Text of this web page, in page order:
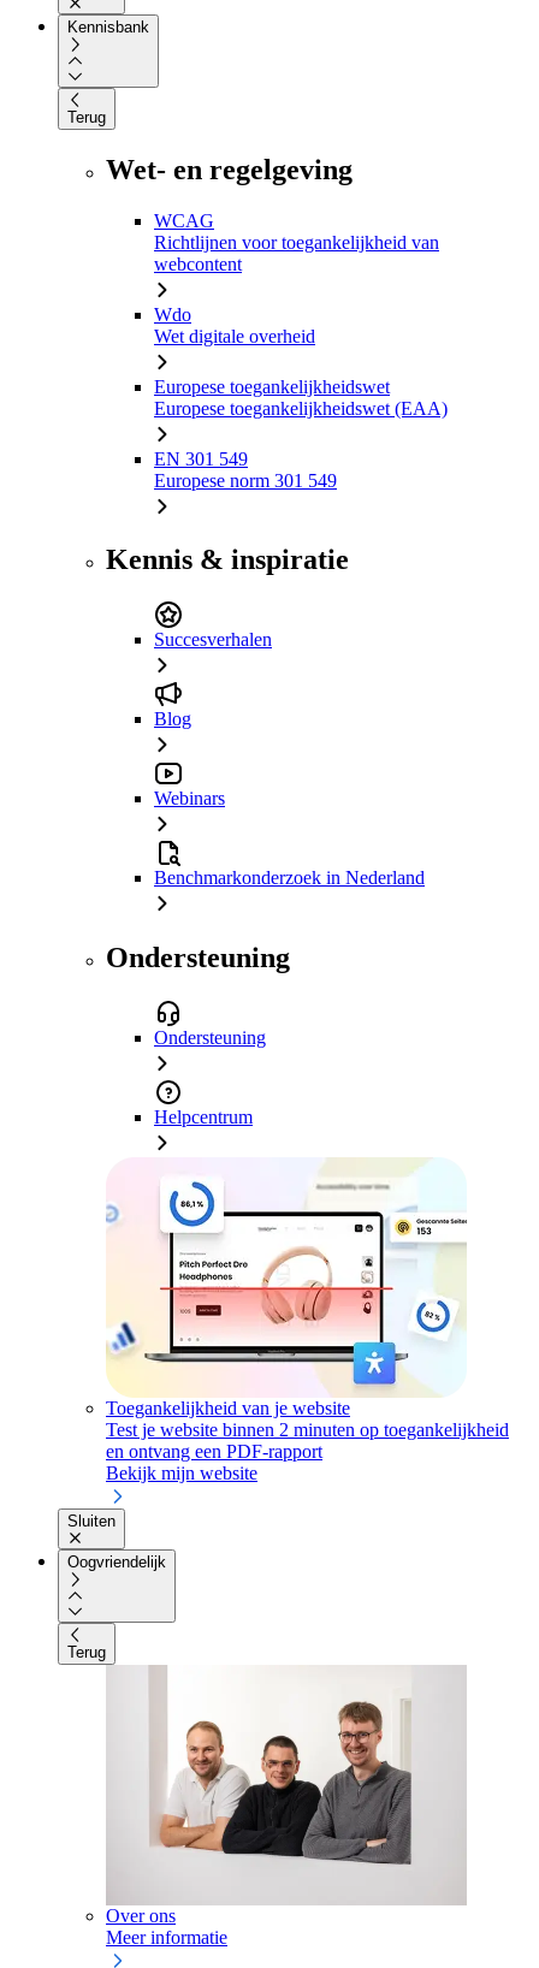
Kennisbank
Terug
Wet- en regelgeving
WCAG
Richtlijnen voor toegankelijkheid van
webcontent
Wdo
Wet digitale overheid
Europese toegankelijkheidswet
Europese toegankelijkheidswet (EAA)
EN 301 549
Europese norm 301 549
Kennis & inspiratie
Succesverhalen
Blog
Webinars
Benchmarkonderzoek in Nederland
Ondersteuning
Ondersteuning
Helpcentrum
Toegankelijkheid van je website
Test je website binnen 2 minuten op toegankelijkheid
en ontvang een PDF-rapport
Bekijk mijn website
Sluiten
Oogvriendelijk
Terug
Over ons
Meer informatie